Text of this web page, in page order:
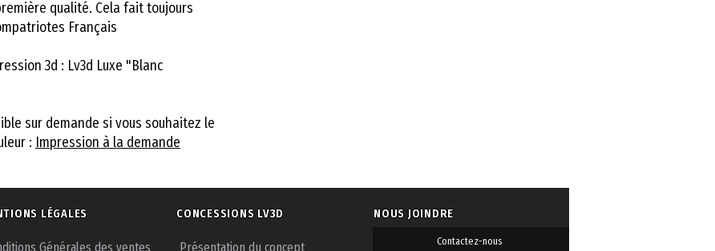
qualité. Cela fait toujours
Français.
3d : Lv3d Luxe "Blanc"
sur demande si vous souhaitez le
: Impression à la demande !
LÉGALES
Générales des ventes
CONCESSIONS LV3D
Présentation du concept
NOUS JOINDRE
Contactez-nous